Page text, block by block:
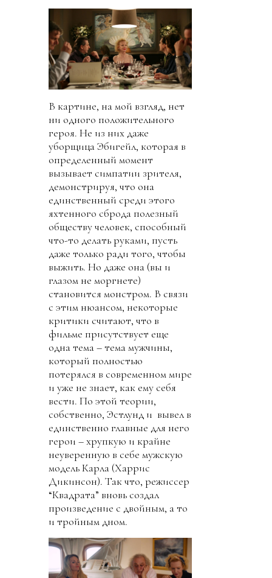
В картине, на мой взгляд, нет
ни одного положительного
героя. Не из них даже
уборщица Эбигейл, которая в
определенный момент
вызывает симпатии зрителя,
демонстрируя, что она
единственный среди этого
яхтенного сброда полезный
обществу человек, способный
что-то делать руками, пусть
даже только ради того, чтобы
выжить. Но даже она (вы и
глазом не моргнете)
становится монстром. В связи
с этим нюансом, некоторые
критики считают, что в
фильме присутствует еще
одна тема – тема мужчины,
который полностью
потерялся в современном мире
и уже не знает, как ему себя
вести. По этой теории,
собственно, Эстлунд и вывел в
единственно главные для него
герои – хрупкую и крайне
неуверенную в себе мужскую
модель Карла (Харрис
Дикинсон). Так что, режиссер
“Квадрата” вновь создал
произведение с двойным, а то
и тройным дном.